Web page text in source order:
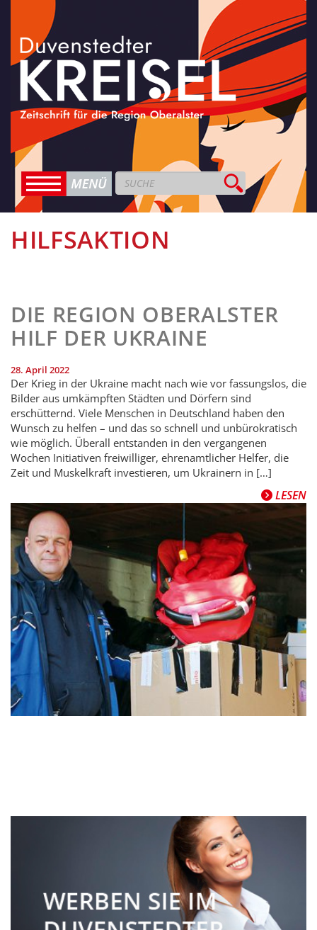
HILFSAKTION
DIE REGION OBERALSTER
HILF DER UKRAINE
28. April 2022
Der Krieg in der Ukraine macht nach wie vor fassungslos, die
Bilder aus umkämpften Städten und Dörfern sind
erschütternd. Viele Menschen in Deutschland haben den
Wunsch zu helfen – und das so schnell und unbürokratisch
wie möglich. Überall entstanden in den vergangenen
Wochen Initiativen freiwilliger, ehrenamtlicher Helfer, die
Zeit und Muskelkraft investieren, um Ukrainern in […]
LESEN